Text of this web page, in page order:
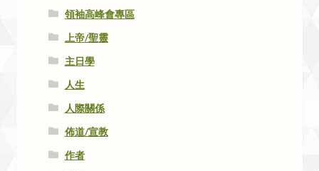
領袖高峰會專區
上帝/聖靈
主日學
人生
人際關係
佈道/宣教
作者